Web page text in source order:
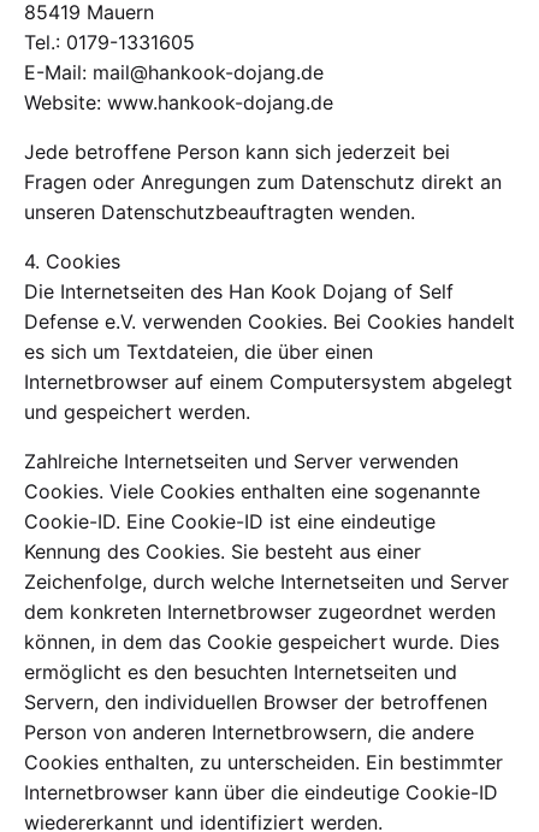
85419 Mauern
Tel.: 0179-1331605
E-Mail: mail@hankook-dojang.de
Website: www.hankook-dojang.de
Jede betroffene Person kann sich jederzeit bei
Fragen oder Anregungen zum Datenschutz direkt an
unseren Datenschutzbeauftragten wenden.
4. Cookies
Die Internetseiten des Han Kook Dojang of Self
Defense e.V. verwenden Cookies. Bei Cookies handelt
es sich um Textdateien, die über einen
Internetbrowser auf einem Computersystem abgelegt
und gespeichert werden.
Zahlreiche Internetseiten und Server verwenden
Cookies. Viele Cookies enthalten eine sogenannte
Cookie-ID. Eine Cookie-ID ist eine eindeutige
Kennung des Cookies. Sie besteht aus einer
Zeichenfolge, durch welche Internetseiten und Server
dem konkreten Internetbrowser zugeordnet werden
können, in dem das Cookie gespeichert wurde. Dies
ermöglicht es den besuchten Internetseiten und
Servern, den individuellen Browser der betroffenen
Person von anderen Internetbrowsern, die andere
Cookies enthalten, zu unterscheiden. Ein bestimmter
Internetbrowser kann über die eindeutige Cookie-ID
wiedererkannt und identifiziert werden.